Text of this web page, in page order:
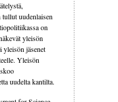
tullut uudenlaisen
on
yleisön
yleisön jäsenet
Yleisön
uudelta kantilta.